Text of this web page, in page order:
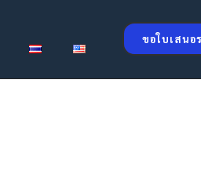
ขอใบเสนอ